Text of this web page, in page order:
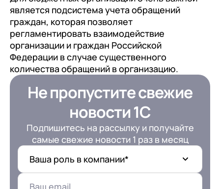
является подсистема учета обращений
граждан, которая позволяет
регламентировать взаимодействие
организации и граждан Российской
Федерации в случае существенного
количества обращений в организацию.
Не пропустите свежие
новости 1С
Подпишитесь на рассылку и получайте
самые свежие новости 1 раз в месяц
Ваша роль в компании*